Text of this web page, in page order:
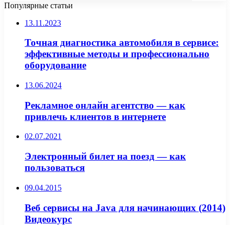
Популярные статьи
13.11.2023
Точная диагностика автомобиля в сервисе:
эффективные методы и профессионально
оборудование
13.06.2024
Рекламное онлайн агентство — как
привлечь клиентов в интернете
02.07.2021
Электронный билет на поезд — как
пользоваться
09.04.2015
Веб сервисы на Java для начинающих (2014)
Видеокурс